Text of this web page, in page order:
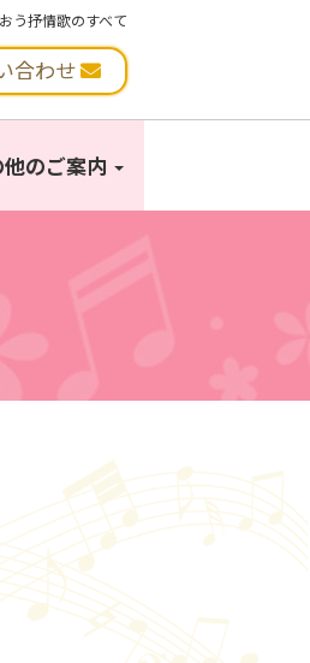
う抒情歌のすべて
合わせ
のご案内